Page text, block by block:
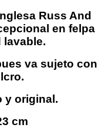
Russ And
en felpa
lavable.
va sujeto con
y original.
cm